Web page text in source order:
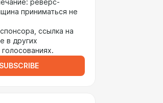
реверс-
приниматься не
ссылка на
в других
SUBSCRIBE